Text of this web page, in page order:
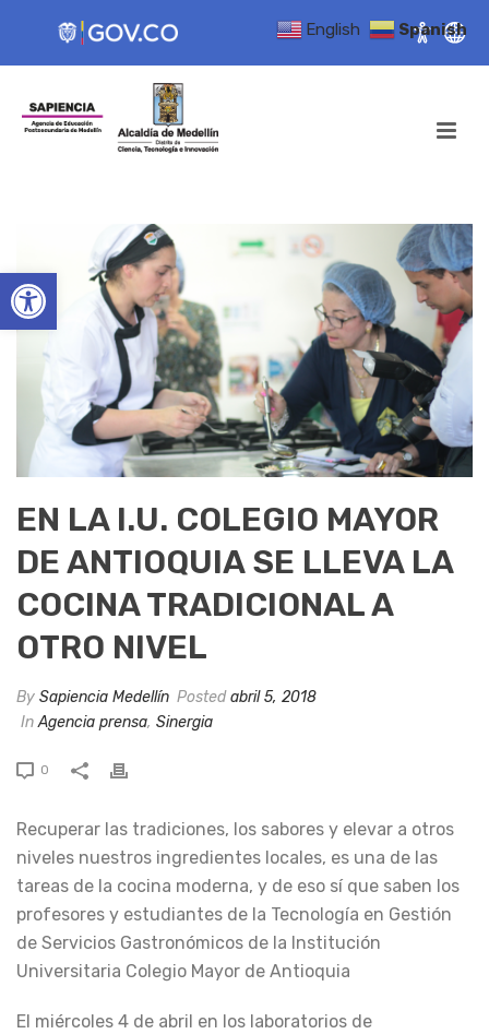
Open toolbar
EN LA I.U. COLEGIO MAYOR
DE ANTIOQUIA SE LLEVA LA
COCINA TRADICIONAL A
OTRO NIVEL
By Sapiencia Medellín Postedabril 5, 2018
InAgencia prensa, Sinergia
0
Recuperar las tradiciones, los sabores y elevar a otros
niveles nuestros ingredientes locales, es una de las
tareas de la cocina moderna, y de eso sí que saben los
profesores y estudiantes de la Tecnología en Gestión
de Servicios Gastronómicos de la Institución
Universitaria Colegio Mayor de Antioquia
El miércoles 4 de abril en los laboratorios de
English Spanish